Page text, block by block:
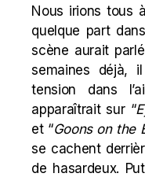
Nous irions tous
quelque part
scène aurait
semaines déjà,
tension dans
apparaîtrait sur “
et “Goons on the
se cachent
de hasardeux.